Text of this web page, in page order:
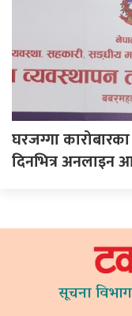
घरजग्गा
दिनभित्र अनलाइन
सूचना